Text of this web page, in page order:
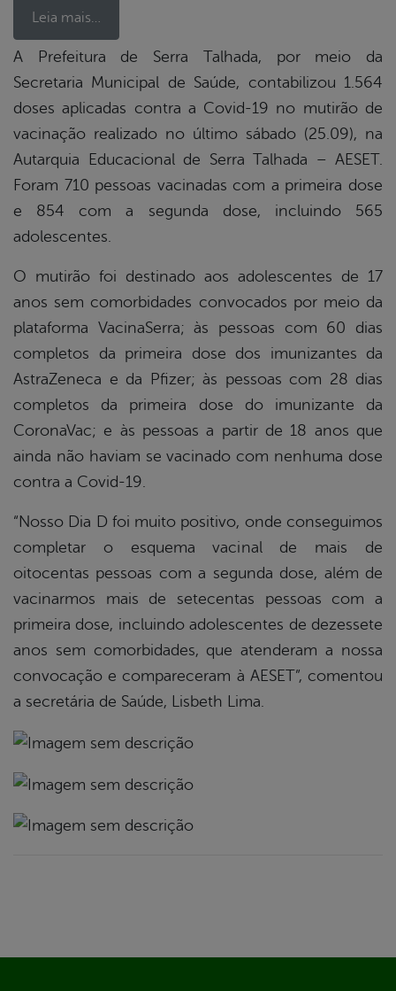
Leia mais…
A Prefeitura de Serra Talhada, por meio da
Secretaria Municipal de Saúde, contabilizou 1.564
doses aplicadas contra a Covid-19 no mutirão de
vacinação realizado no último sábado (25.09), na
Autarquia Educacional de Serra Talhada – AESET.
Foram 710 pessoas vacinadas com a primeira dose
e 854 com a segunda dose, incluindo 565
adolescentes.
O mutirão foi destinado aos adolescentes de 17
anos sem comorbidades convocados por meio da
plataforma VacinaSerra; às pessoas com 60 dias
completos da primeira dose dos imunizantes da
AstraZeneca e da Pfizer; às pessoas com 28 dias
completos da primeira dose do imunizante da
CoronaVac; e às pessoas a partir de 18 anos que
ainda não haviam se vacinado com nenhuma dose
contra a Covid-19.
“Nosso Dia D foi muito positivo, onde conseguimos
completar o esquema vacinal de mais de
oitocentas pessoas com a segunda dose, além de
vacinarmos mais de setecentas pessoas com a
primeira dose, incluindo adolescentes de dezessete
anos sem comorbidades, que atenderam a nossa
convocação e compareceram à AESET”, comentou
a secretária de Saúde, Lisbeth Lima.